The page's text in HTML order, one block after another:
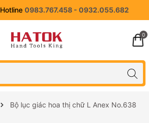
Hotline 0983.767.458 - 0932.055.682
0
Bộ lục giác hoa thị chữ L Anex No.638